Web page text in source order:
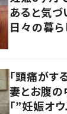
あると気
日々の暮
「頭痛がす
妻とお腹
「”妊娠オ